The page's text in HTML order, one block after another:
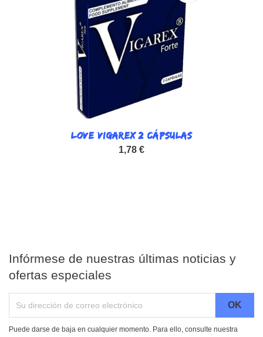
LOVE VIGAREX 2 CÁPSULAS
1,78 €
Infórmese de nuestras últimas noticias y
ofertas especiales
Puede darse de baja en cualquier momento. Para ello, consulte nuestra